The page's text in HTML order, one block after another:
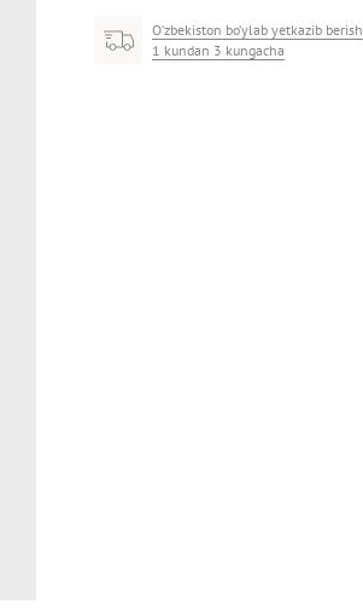
O‘zbekiston bo‘ylab yetkazib berish
1 kundan 3 kungacha